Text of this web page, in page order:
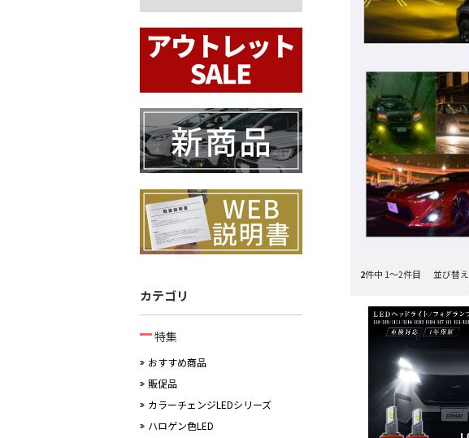
2件中 1〜2件目 並び替え
カテゴリ
特集
おすすめ商品
販促品
カラーチェンジLEDシリーズ
ハロゲン色LED